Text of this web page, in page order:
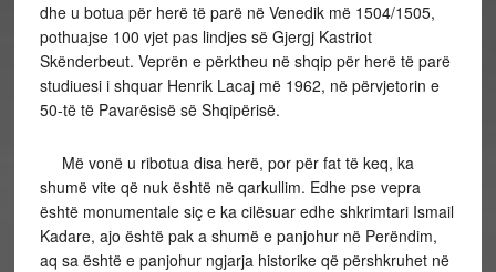
dhe u botua për herë të parë në Venedik më 1504/1505,
pothuajse 100 vjet pas lindjes së Gjergj Kastriot
Skënderbeut. Veprën e përktheu në shqip për herë të parë
studiuesi i shquar Henrik Lacaj më 1962, në përvjetorin e
50-të të Pavarësisë së Shqipërisë.
Më vonë u ribotua disa herë, por për fat të keq, ka
shumë vite që nuk është në qarkullim. Edhe pse vepra
është monumentale siç e ka cilësuar edhe shkrimtari Ismail
Kadare, ajo është pak a shumë e panjohur në Perëndim,
aq sa është e panjohur ngjarja historike që përshkruhet në